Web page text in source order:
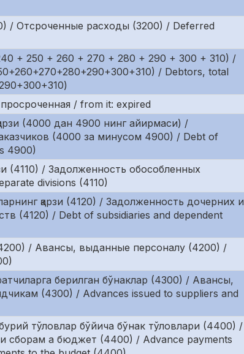
/ Отсроченные расходы (3200) / Deferred
+ 250 + 260 + 270 + 280 + 290 + 300 + 310) /
/ Debtors, total
/ from it: expired
(4000 дан 4900 нинг айирмаси) /
(4000 за минусом 4900) / Debt of
4900)
(4110) / Задолженность обособленных
divisions (4110)
қарзи (4120) / Задолженность дочерних и
(4120) / Debt of subsidiaries and dependent
/ Авансы, выданные персоналу (4200) /
берилган бўнаклар (4300) / Авансы,
(4300) / Advances issued to suppliers and
тўловлар бўйича бўнак тўловлари (4400) /
сборам а бюджет (4400) / Advance payments